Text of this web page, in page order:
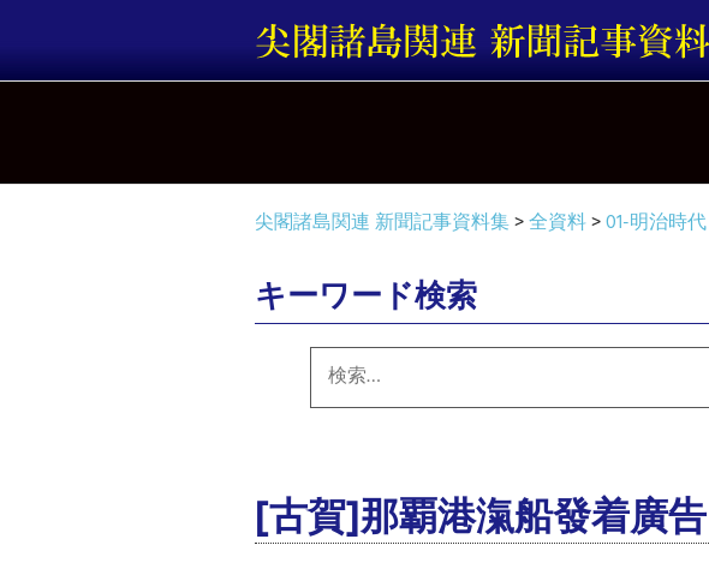
テ
ス
尖閣諸島関連 新聞記事資料集>全資料>01-明治時代
キーワード検索
索:
[古賀]那覇港滊船發着廣告